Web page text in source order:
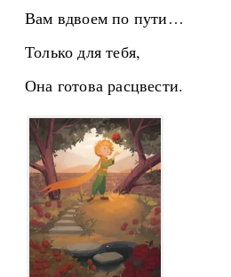
Вам вдвоем по пути…
Только для тебя,
Она готова расцвести.